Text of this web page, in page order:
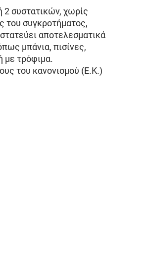
2 συστατικών, χωρίς
του συγκροτήματος,
αποτελεσματικά
μπάνια, πισίνες,
με τρόφιμα.
του κανονισμού (Ε.Κ.)